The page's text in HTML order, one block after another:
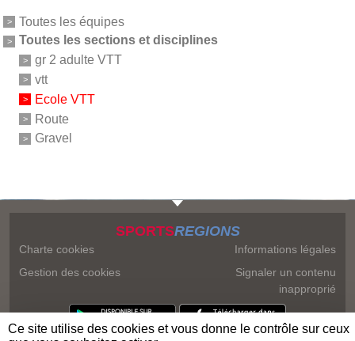
Toutes les équipes
Toutes les sections et disciplines
gr 2 adulte VTT
vtt
Ecole VTT
Route
Gravel
SPORTSREGIONS
Charte cookies
Gestion des cookies
Informations légales
Signaler un contenu
inapproprié
Ce site utilise des cookies et vous donne le contrôle sur ceux